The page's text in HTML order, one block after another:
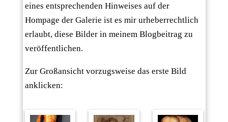
eines entsprechenden Hinweises auf der
Hompage der Galerie ist es mir urheberrechtlich
erlaubt, diese Bilder in meinem Blogbeitrag zu
veröffentlichen.
Zur Großansicht vorzugsweise das erste Bild
anklicken: